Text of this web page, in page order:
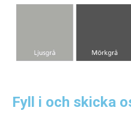
Fyll i och skicka